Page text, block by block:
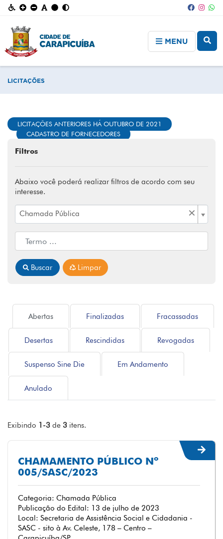
MENU
LICITAÇÕES
LICITAÇÕES ANTERIORES HÁ OUTUBRO DE 2021
CADASTRO DE FORNECEDORES
Abertas Finalizadas Fracassadas
Desertas Rescindidas Revogadas
Suspenso Sine Die Em Andamento
Anulado
Exibindo 1-3 de 3 itens.
CHAMAMENTO PÚBLICO Nº
005/SASC/2023
Categoria: Chamada Pública
Publicação do Edital: 13 de julho de 2023
Local: Secretaria de Assistência Social e Cidadania -
SASC - sito à Av. Celeste, 178 – Centro –
Filtros
Abaixo você poderá realizar filtros de acordo com seu
interesse.
×
Chamada Pública
Buscar Limpar